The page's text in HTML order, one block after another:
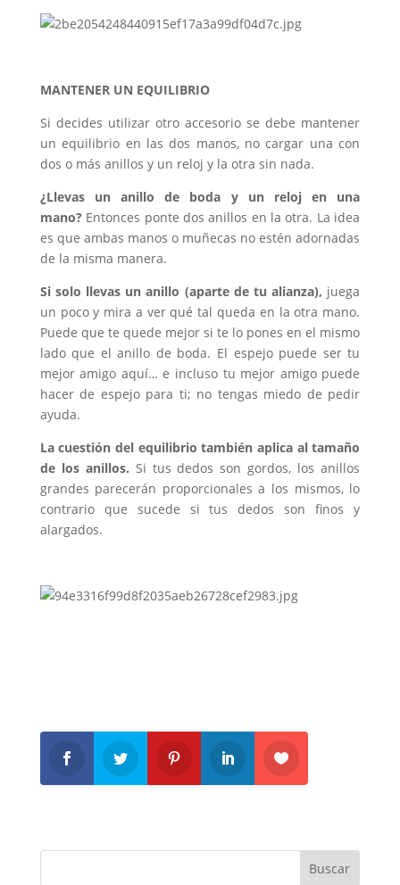
MANTENER UN EQUILIBRIO
Si decides utilizar otro accesorio se debe mantener
un equilibrio en las dos manos, no cargar una con
dos o más anillos y un reloj y la otra sin nada.
¿Llevas un anillo de boda y un reloj en una
mano?Entonces ponte dos anillos en la otra. La idea
es que ambas manos o muñecas no estén adornadas
de la misma manera.
Si solo llevas un anillo (aparte de tu alianza), juega
un poco y mira a ver qué tal queda en la otra mano.
Puede que te quede mejor si te lo pones en el mismo
lado que el anillo de boda. El espejo puede ser tu
mejor amigo aquí… e incluso tu mejor amigo puede
hacer de espejo para ti; no tengas miedo de pedir
ayuda.
La cuestión del equilibrio también aplica al tamaño
de los anillos. Si tus dedos son gordos, los anillos
grandes parecerán proporcionales a los mismos, lo
contrario que sucede si tus dedos son finos y
alargados.
Buscar